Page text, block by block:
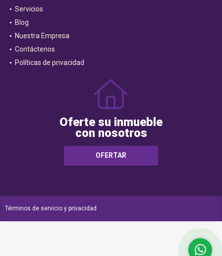
Servicios
Blog
Nuestra Empresa
Contáctenos
Políticas de privacidad
Oferte su inmueble
con nosotros
OFERTAR
Términos de servicio y privacidad